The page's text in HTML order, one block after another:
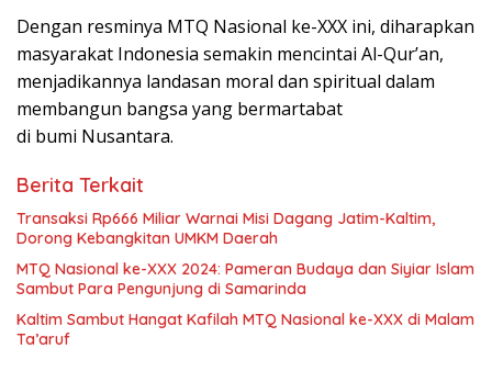
Dengan resminya MTQ Nasional ke-XXX ini, diharapkan
masyarakat Indonesia semakin mencintai Al-Qur’an,
menjadikannya landasan moral dan spiritual dalam
membangun bangsa yang bermartabat
di bumi Nusantara.
Berita Terkait
Transaksi Rp666 Miliar Warnai Misi Dagang Jatim-Kaltim,
Dorong Kebangkitan UMKM Daerah
MTQ Nasional ke-XXX 2024: Pameran Budaya dan Siyiar Islam
Sambut Para Pengunjung di Samarinda
Kaltim Sambut Hangat Kafilah MTQ Nasional ke-XXX di Malam
Ta’aruf